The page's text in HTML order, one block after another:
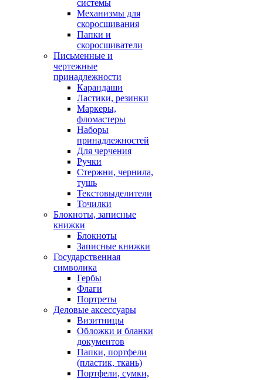
системы
Механизмы для
скоросшивания
Папки и
скоросшиватели
Письменные и
чертежные
принадлежности
Карандаши
Ластики, резинки
Маркеры,
фломастеры
Наборы
принадлежностей
Для черчения
Ручки
Стержни, чернила,
тушь
Текстовыделители
Точилки
Блокноты, записные
книжки
Блокноты
Записные книжки
Государственная
символика
Гербы
Флаги
Портреты
Деловые аксессуары
Визитницы
Обложки и бланки
документов
Папки, портфели
(пластик, ткань)
Портфели, сумки,